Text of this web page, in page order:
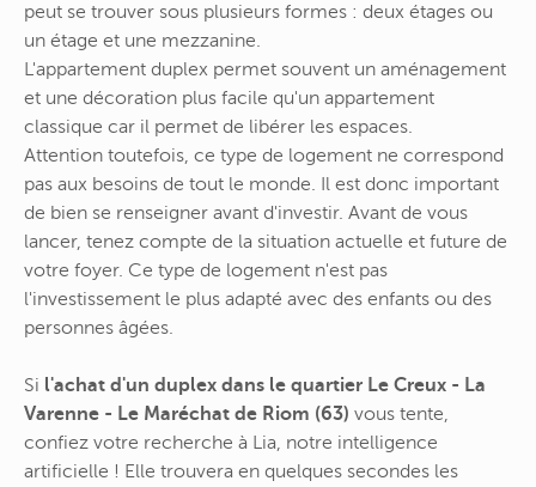
peut se trouver sous plusieurs formes : deux étages ou
un étage et une mezzanine.
L'appartement duplex permet souvent un aménagement
et une décoration plus facile qu'un appartement
classique car il permet de libérer les espaces.
Attention toutefois, ce type de logement ne correspond
pas aux besoins de tout le monde. Il est donc important
de bien se renseigner avant d'investir. Avant de vous
lancer, tenez compte de la situation actuelle et future de
votre foyer. Ce type de logement n'est pas
l'investissement le plus adapté avec des enfants ou des
personnes âgées.
Si l'achat d'un duplex dans le quartier Le Creux - La
Varenne - Le Maréchat de Riom (63) vous tente,
confiez votre recherche à Lia, notre intelligence
artificielle ! Elle trouvera en quelques secondes les